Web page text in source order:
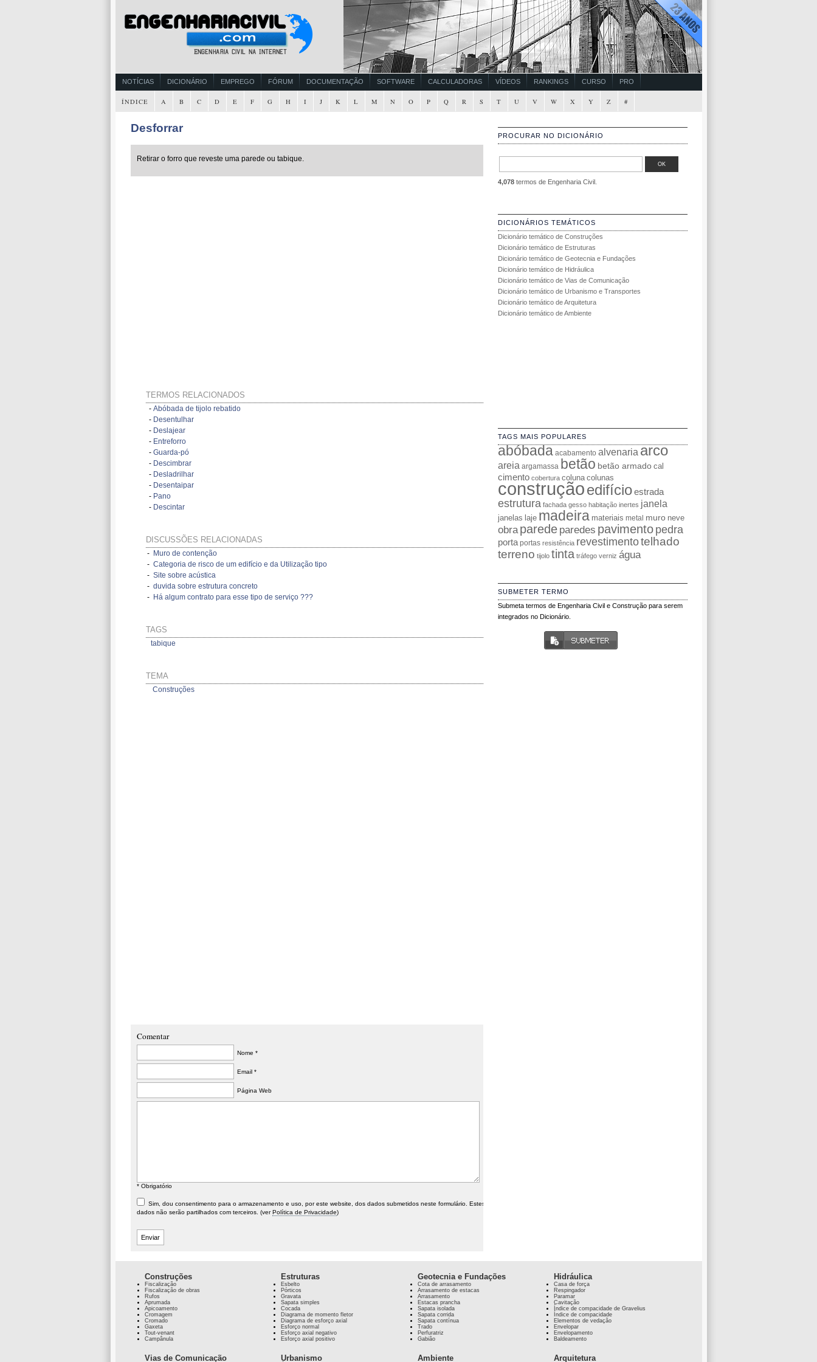
NOTÍCIAS DICIONÁRIO EMPREGO FÓRUM DOCUMENTAÇÃO SOFTWARE CALCULADORAS VÍDEOS RANKINGS CURSO PRO
ÍNDICE A B C D E F G H I J K L M N O P Q R S T U V W X Y Z #
Desforrar
Retirar o forro que reveste uma parede ou tabique.
TERMOS RELACIONADOS
- Abóbada de tijolo rebatido
- Desentulhar
- Deslajear
- Entreforro
- Guarda-pó
- Descimbrar
- Desladrilhar
- Desentaipar
- Pano
- Descintar
DISCUSSÕES RELACIONADAS
- Muro de contenção
- Categoria de risco de um edifício e da Utilização tipo
- Site sobre acústica
- duvida sobre estrutura concreto
- Há algum contrato para esse tipo de serviço ???
TAGS
tabique
TEMA
Construções
Comentar
Nome *
Email *
Página Web
* Obrigatório
Sim, dou consentimento para o armazenamento e uso, por este website, dos dados submetidos neste formulário. Estes
dados não serão partilhados com terceiros. (verPolítica de Privacidade)
PROCURAR NO DICIONÁRIO
4,078termos de Engenharia Civil.
DICIONÁRIOS TEMÁTICOS
Dicionário temático de Construções
Dicionário temático de Estruturas
Dicionário temático de Geotecnia e Fundações
Dicionário temático de Hidráulica
Dicionário temático de Vias de Comunicação
Dicionário temático de Urbanismo e Transportes
Dicionário temático de Arquitetura
Dicionário temático de Ambiente
TAGS MAIS POPULARES
abóbada acabamento alvenariaarco
areia argamassa betão betão armado cal
cimento cobertura coluna colunas
construçãoedifício estrada
estrutura fachada gesso habitação inertes janela
janelas laje madeira materiais metal muro neve
obra parede paredes pavimento pedra
porta portas resistência revestimentotelhado
terreno tijolo tinta tráfego verniz água
SUBMETER TERMO
Submeta termos de Engenharia Civil e Construção para serem
integrados no Dicionário.
Construções
Fiscalização
Fiscalização de obras
Rufos
Aprumada
Apicoamento
Cromagem
Cromado
Gaxeta
Tout-venant
Campânula
Estruturas
Esbelto
Pórticos
Gravata
Sapata simples
Cocada
Diagrama de momento fletor
Diagrama de esforço axial
Esforço normal
Esforço axial negativo
Esforço axial positivo
Geotecnia e Fundações
Cota de arrasamento
Arrasamento de estacas
Arrasamento
Estacas prancha
Sapata isolada
Sapata corrida
Sapata contínua
Trado
Perfuratriz
Gabião
Hidráulica
Casa de força
Respingador
Paramar
Cavitação
Índice de compacidade de Gravelius
Índice de compacidade
Elementos de vedação
Envelopar
Envelopamento
Baldeamento
Vias de Comunicação Urbanismo Ambiente Arquitetura